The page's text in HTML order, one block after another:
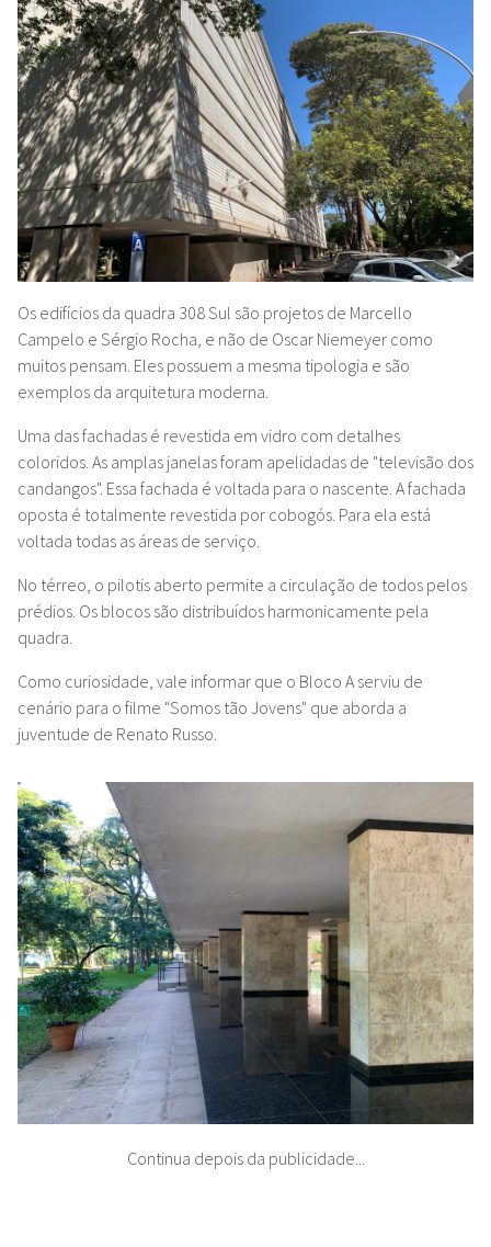
Os edifícios da quadra 308 Sul são projetos de Marcello
Campelo e Sérgio Rocha, e não de Oscar Niemeyer como
muitos pensam. Eles possuem a mesma tipologia e são
exemplos da arquitetura moderna.
Uma das fachadas é revestida em vidro com detalhes
coloridos. As amplas janelas foram apelidadas de "televisão dos
candangos". Essa fachada é voltada para o nascente. A fachada
oposta é totalmente revestida por cobogós. Para ela está
voltada todas as áreas de serviço.
No térreo, o pilotis aberto permite a circulação de todos pelos
prédios. Os blocos são distribuídos harmonicamente pela
quadra.
Como curiosidade, vale informar que o Bloco A serviu de
cenário para o filme "Somos tão Jovens" que aborda a
juventude de Renato Russo.
Continua depois da publicidade...